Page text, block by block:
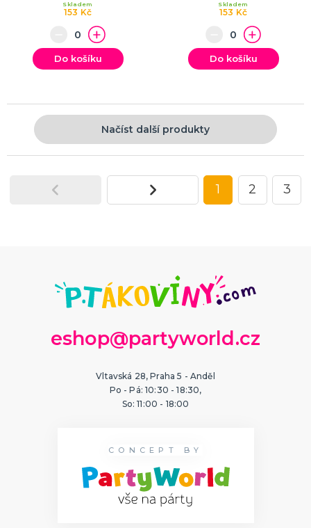
153 Kč
Skladem
Do košíku
153 Kč
Skladem
Do košíku
Načíst další produkty
1 2 3
eshop@partyworld.cz
Vltavská 28, Praha 5 - Anděl
Po - Pá: 10:30 - 18:30,
So: 11:00 - 18:00
CONCEPT BY